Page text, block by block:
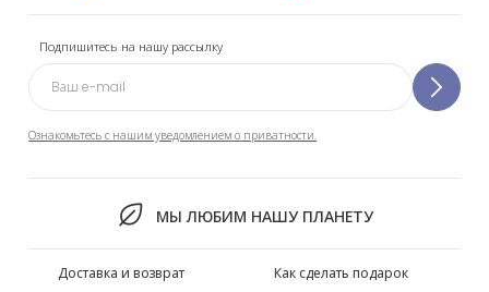
Подпишитесь на нашу рассылку
Ознакомьтесь с нашим уведомлением о приватности.
МЫ ЛЮБИМ НАШУ ПЛАНЕТУ
Доставка и возврат
Как сделать подарок